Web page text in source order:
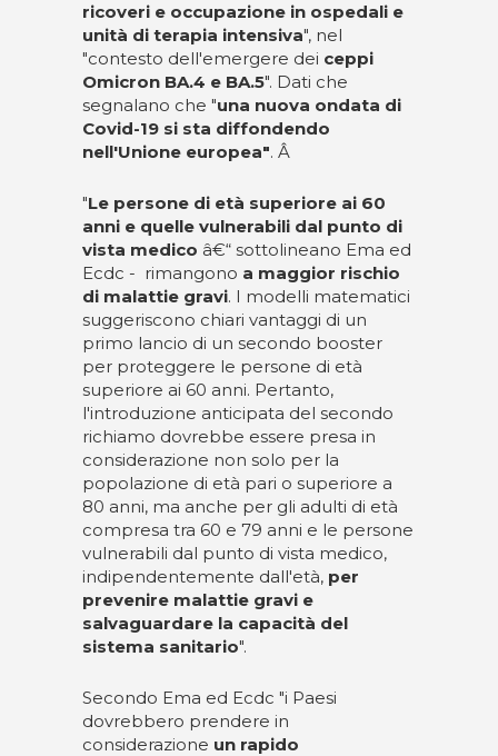
ricoveri e occupazione in ospedali e
unità di terapia intensiva", nel
"contesto dell'emergere dei ceppi
Omicron BA.4 e BA.5". Dati che
segnalano che "una nuova ondata di
Covid-19 si sta diffondendo
nell'Unione europea". Â
"Le persone di età superiore ai 60
anni e quelle vulnerabili dal punto di
vista medico â€“ sottolineano Ema ed
Ecdc - rimangono a maggior rischio
di malattie gravi. I modelli matematici
suggeriscono chiari vantaggi di un
primo lancio di un secondo booster
per proteggere le persone di età
superiore ai 60 anni. Pertanto,
l'introduzione anticipata del secondo
richiamo dovrebbe essere presa in
considerazione non solo per la
popolazione di età pari o superiore a
80 anni, ma anche per gli adulti di età
compresa tra 60 e 79 anni e le persone
vulnerabili dal punto di vista medico,
indipendentemente dall'età, per
prevenire malattie gravi e
salvaguardare la capacità del
sistema sanitario".
Secondo Ema ed Ecdc "i Paesi
dovrebbero prendere in
considerazione un rapido